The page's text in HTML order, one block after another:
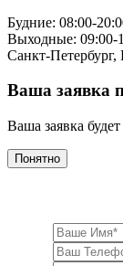
Будние: 08:00-
Выходные: 09:00-
Санкт-Петербург,
Ваша заявка
Ваша заявка
Понятно